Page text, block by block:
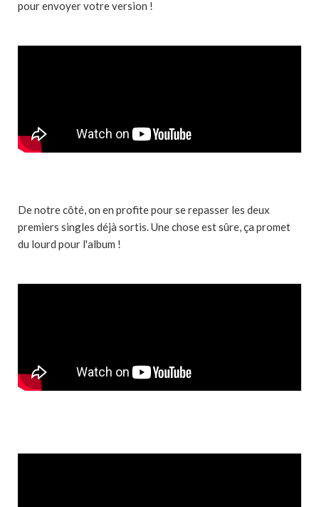
pour envoyer votre version !
De notre côté, on en profite pour se repasser les deux
premiers singles déjà sortis. Une chose est sûre, ça promet
du lourd pour l'album !